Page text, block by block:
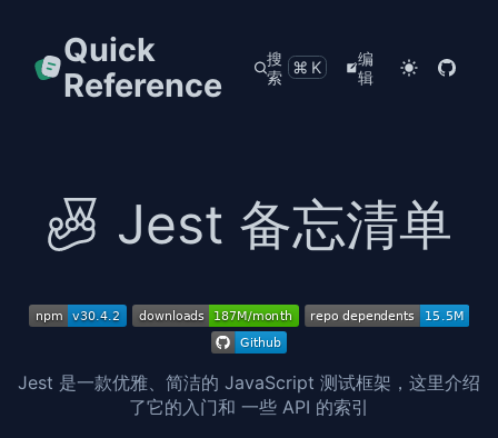
Quick
Reference
搜
索
⌘K
编
辑
Jest 备忘清单
Jest 是一款优雅、简洁的 JavaScript 测试框架，这里介绍
了它的入门和 一些 API 的索引